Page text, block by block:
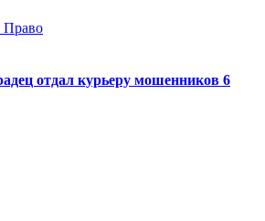
Право
отдал курьеру мошенников 6